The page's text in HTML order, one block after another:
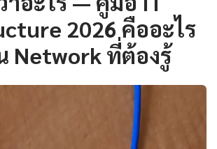
2026 คืออะไร
Network ที่ต้องรู้